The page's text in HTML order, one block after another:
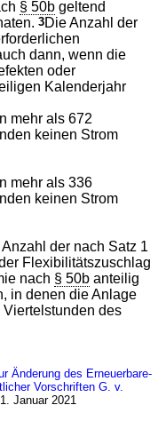
§ 50b geltend
3Die Anzahl der
dann, wenn die
oder
Kalenderjahr
mehr als 672
keinen Strom
mehr als 336
keinen Strom
der nach Satz 1
Flexibilitätszuschlag
nach § 50b anteilig
in denen die Anlage
Viertelstunden des
Änderung des Erneuerbare-
Vorschriften G. v.
Januar 2021